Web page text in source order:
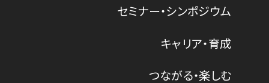
セミナー・シンポジウム
キャリア・育成
つながる・楽しむ